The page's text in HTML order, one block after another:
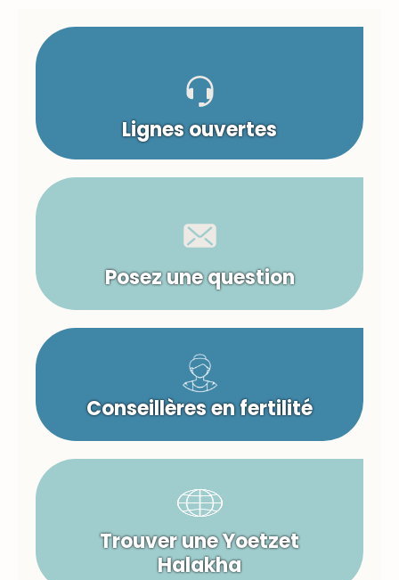
Lignes ouvertes
Posez une question
Conseillères en fertilité
Trouver une Yoetzet
Halakha